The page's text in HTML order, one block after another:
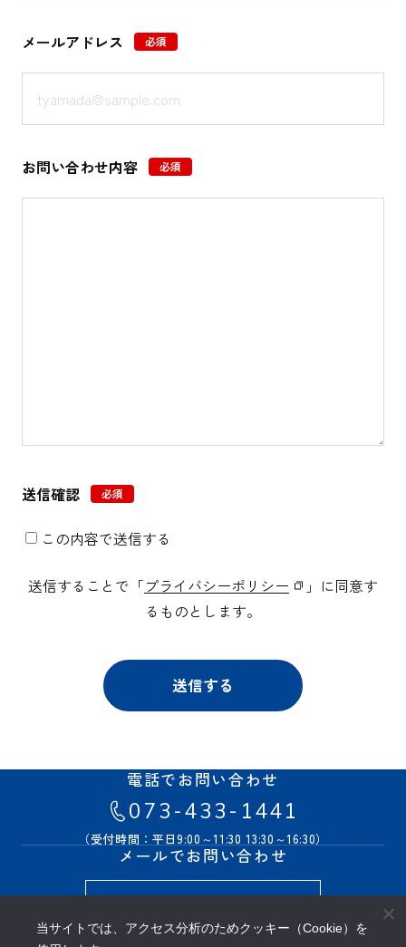
メールアドレス 必須
お問い合わせ内容 必須
送信確認 必須
この内容で送信する
送信することで「プライバシーポリシー
」に同意す
るものとします。
電話でお問い合わせ
073-433-1441
（受付時間：平日9:00～11:30 13:30～16:30）
メールでお問い合わせ
当サイトでは、アクセス分析のためクッキー（Cookie）を